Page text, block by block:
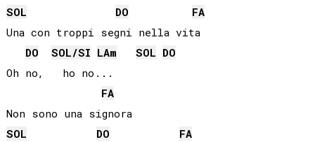
SOL
DO
FA
Una con troppi segni nella vita
DO
SOL/SI LAm SOL DO
Oh no,   ho no...
FA
Non sono una signora
SOL
DO
FA